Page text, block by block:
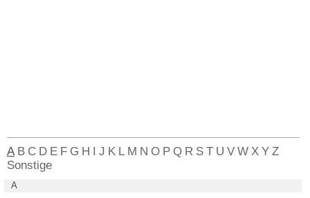
A B C D E F G H I J K L M N O P Q R S T U V W X Y Z
Sonstige
A